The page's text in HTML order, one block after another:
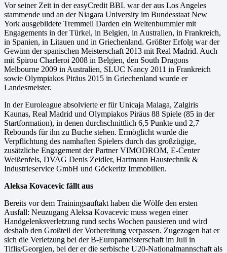
Vor seiner Zeit in der easyCredit BBL war der aus Los Angeles
stammende und an der Niagara University im Bundesstaat New
York ausgebildete Tremmell Darden ein Weltenbummler mit
Engagements in der Türkei, in Belgien, in Australien, in Frankreich,
in Spanien, in Litauen und in Griechenland. Größter Erfolg war der
Gewinn der spanischen Meisterschaft 2013 mit Real Madrid. Auch
mit Spirou Charleroi 2008 in Belgien, den South Dragons
Melbourne 2009 in Australien, SLUC Nancy 2011 in Frankreich
sowie Olympiakos Piräus 2015 in Griechenland wurde er
Landesmeister.
In der Euroleague absolvierte er für Unicaja Malaga, Zalgiris
Kaunas, Real Madrid und Olympiakos Piräus 88 Spiele (85 in der
Startformation), in denen durchschnittlich 6,5 Punkte und 2,7
Rebounds für ihn zu Buche stehen. Ermöglicht wurde die
Verpflichtung des namhaften Spielers durch das großzügige,
zusätzliche Engagement der Partner VIMODROM, E-Center
Weißenfels, DVAG Denis Zeidler, Hartmann Haustechnik &
Industrieservice GmbH und Göckeritz Immobilien.
Aleksa Kovacevic fällt aus
Bereits vor dem Trainingsauftakt haben die Wölfe den ersten
Ausfall: Neuzugang Aleksa Kovacevic muss wegen einer
Handgelenksverletzung rund sechs Wochen pausieren und wird
deshalb den Großteil der Vorbereitung verpassen. Zugezogen hat er
sich die Verletzung bei der B-Europameisterschaft im Juli in
Tiflis/Georgien, bei der er die serbische U20-Nationalmannschaft als